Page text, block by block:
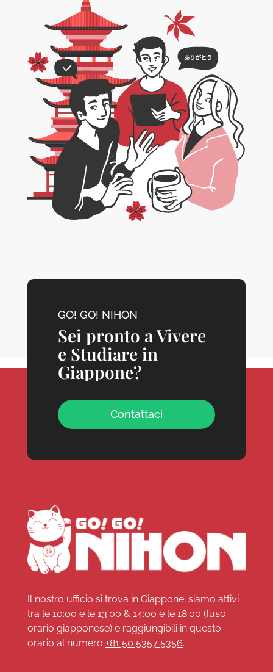
GO! GO! NIHON
Sei pronto a Vivere
e Studiare in
Giappone?
Contattaci
Il nostro ufficio si trova in Giappone; siamo attivi
tra le 10:00 e le 13:00 & 14:00 e le 18:00 (fuso
orario giapponese) e raggiungibili in questo
orario al numero +81 50 5357 5356.